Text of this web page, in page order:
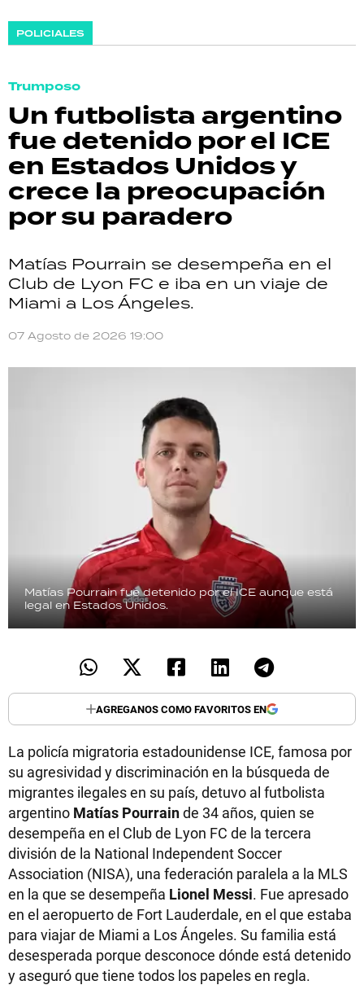
POLICIALES
Trumposo
Un futbolista argentino
fue detenido por el ICE
en Estados Unidos y
crece la preocupación
por su paradero
Matías Pourrain se desempeña en el
Club de Lyon FC e iba en un viaje de
Miami a Los Ángeles.
07 Agosto de 2026 19:00
Matías Pourrain fue detenido por el ICE aunque está
legal en Estados Unidos.
AGREGANOS COMO FAVORITOS EN
La policía migratoria estadounidense ICE, famosa por
su agresividad y discriminación en la búsqueda de
migrantes ilegales en su país, detuvo al futbolista
argentino Matías Pourrainde 34 años, quien se
desempeña en el Club de Lyon FC de la tercera
división de la National Independent Soccer
Association (NISA), una federación paralela a la MLS
en la que se desempeña Lionel Messi. Fue apresado
en el aeropuerto de Fort Lauderdale, en el que estaba
para viajar de Miami a Los Ángeles. Su familia está
desesperada porque desconoce dónde está detenido
y aseguró que tiene todos los papeles en regla.